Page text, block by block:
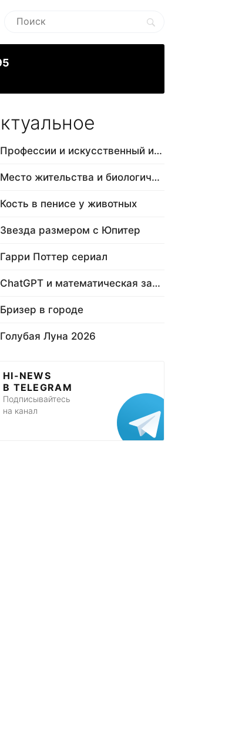
Профессии и искусственный интеллект
Место жительства и биологический в…
Кость в пенисе у животных
Звезда размером с Юпитер
Гарри Поттер сериал
ChatGPT и математическая задача
Бризер в городе
Голубая Луна 2026
HI-NEWS
В TELEGRAM
Подписывайтесь
на канал